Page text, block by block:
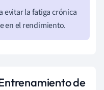
evitar la fatiga crónica
en el rendimiento.
de